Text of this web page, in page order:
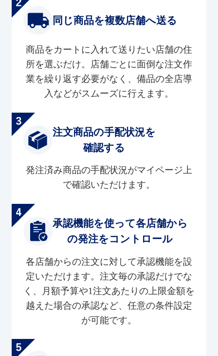
同じ商品を複数店舗へ送る
商品をカートに入れて送りたい店舗の住
所を選ぶだけ。店舗ごとに面倒な注文作
業を繰り返す必要がなく、備品の全店導
入などがスムーズに行えます。
注文商品の手配状況を
確認する
発注済み商品の手配状況がマイページ上
で確認いただけます。
承認機能を使って各店舗から
の発注をコントロール
各店舗からの注文に対して承認機能を設
定いただけます。注文毎の承認だけでな
く、月額予算や1注文あたりの上限金額を
越えた場合の承認など、任意の条件設定
が可能です。